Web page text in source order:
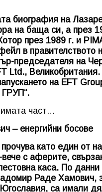
биография на
на баща си, а през
през 1989 г. и
в правителството
председателя на
Ltd.,
на EFT
част…
– енергийни босове
като един от
вече с аферите,
каса. По
Раде Хамович,
са имали